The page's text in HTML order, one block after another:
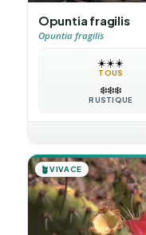
Opuntia fragilis
Opuntia fragilis
☀️☀️☀️
TOUS
❄️❄️❄️
RUSTIQUE
🪴VIVACE